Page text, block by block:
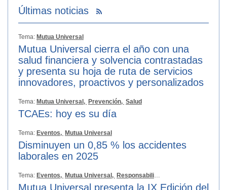
Últimas noticias
Tema: Mutua Universal
Mutua Universal cierra el año con una
salud financiera y solvencia contrastadas
y presenta su hoja de ruta de servicios
innovadores, proactivos y personalizados
Tema: Mutua Universal, Prevención, Salud
TCAEs: hoy es su día
Tema: Eventos, Mutua Universal
Disminuyen un 0,85 % los accidentes
laborales en 2025
Tema: Eventos, Mutua Universal, Responsabilidad Social
Mutua Universal presenta la IX Edición del